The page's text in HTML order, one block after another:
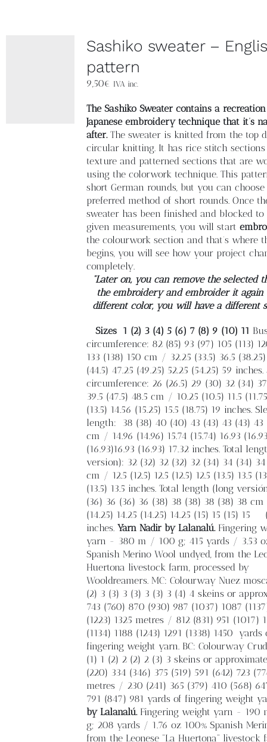
Sashiko sweater –
pattern
9,50€ IVA inc.
The Sashiko Sweater contains a
Japanese embroidery technique that it’s
after.The sweater is knitted from the top
circular knitting. It has rice stitch
texture and patterned sections that are
using the colorwork technique. This
short German rounds, but you can
preferred method of short rounds. Once
sweater has been finished and blocked to
given measurements, you will start
the colourwork section and that’s where
begins, you will see how your project
completely.
“Later on, you can remove the selected
the embroidery and embroider it
different color, you will have a different
Sizes 1 (2) 3 (4) 5 (6) 7 (8) 9 (10) 11
circumference: 82 (85) 93 (97) 105 (113)
133 (138) 150 cm / 32.25 (33.5) 36.5
(44.5) 47.25 (49.25) 52.25 (54.25) 59 inches.
circumference: 26 (26.5) 29 (30) 32 (34)
39.5 (47.5) 48.5 cm / 10.25 (10.5) 11.5
(13.5) 14.56 (15.25) 15.5 (18.75) 19 inches.
length:
38 (38) 40 (40) 43 (43) 43 (43) 43
cm / 14.96 (14.96) 15.74 (15.74) 16.93
(16.93)16.93 (16.93) 17.32 inches. Total
version): 32 (32) 32 (32) 32 (34) 34 (34)
cm / 12.5 (12.5) 12.5 (12.5) 12.5 (13.5) 13.5
(13.5) 13.5 inches. Total length (long
(36) 36 (36) 36 (38) 38 (38) 38 (38) 38
(14.25) 14.25 (14.25) 14.25 (15) 15 (15) 15
inches. Yarn Nadir by Lalanalú.Fingering
yarn - 380 m / 100 g; 415 yards / 3.53
Spanish Merino Wool undyed, from the
Huertona livestock farm, processed by
Wooldreamers. MC: Colourway Nuez
(2) 3 (3) 3 (3) 3 (3) 3 (4) 4 skeins or
743 (760) 870 (930) 987 (1037) 1087
(1223) 1325 metres / 812 (831) 951 (1017)
(1134) 1188 (1243) 1291 (1338) 1450
yards
fingering weight yarn. BC: Colourway
(1) 1 (2) 2 (2) 2 (3) 3 skeins or
(220) 334 (346) 375 (519) 591 (642) 723
metres / 230 (241) 365 (379) 410 (568)
791 (847) 981 yards of fingering weight
by Lalanalú.Fingering weight yarn - 190
g; 208 yards / 1.76 oz 100% Spanish
from the Leonese “La Huertona” livestock